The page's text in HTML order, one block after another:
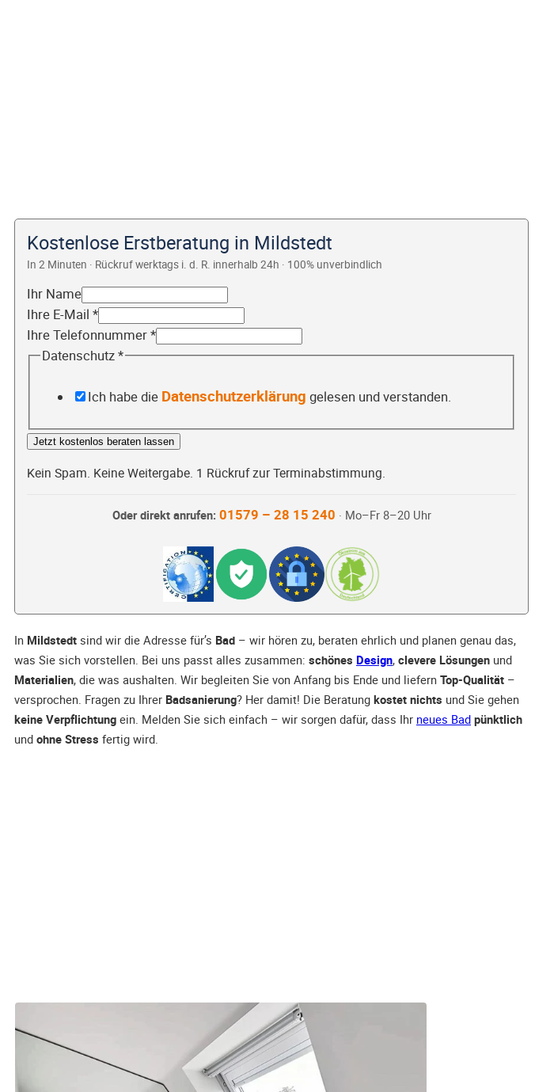
Kostenlose Erstberatung in Mildstedt
In 2 Minuten · Rückruf werktags i. d. R. innerhalb 24h · 100% unverbindlich
Ihr Name
Ihre E-Mail *
Ihre Telefonnummer*
Datenschutz*
Ich habe die Datenschutzerklärung gelesen und verstanden.
Jetzt kostenlos beraten lassen
Kein Spam. Keine Weitergabe. 1 Rückruf zur Terminabstimmung.
Oder direkt anrufen: 01579 – 28 15 240 · Mo–Fr 8–20 Uhr
In Mildstedt sind wir die Adresse für’s Bad – wir hören zu, beraten ehrlich und planen genau das,
was Sie sich vorstellen. Bei uns passt alles zusammen: schönes Design, clevere Lösungen und
Materialien, die was aushalten. Wir begleiten Sie von Anfang bis Ende und liefern Top-Qualität –
versprochen. Fragen zu Ihrer Badsanierung? Her damit! Die Beratung kostet nichts und Sie gehen
keine Verpflichtung ein. Melden Sie sich einfach – wir sorgen dafür, dass Ihr neues Bad pünktlich
und ohne Stress fertig wird.